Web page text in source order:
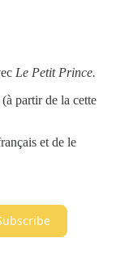
Le Petit Prince.
partir de la cette
et de le